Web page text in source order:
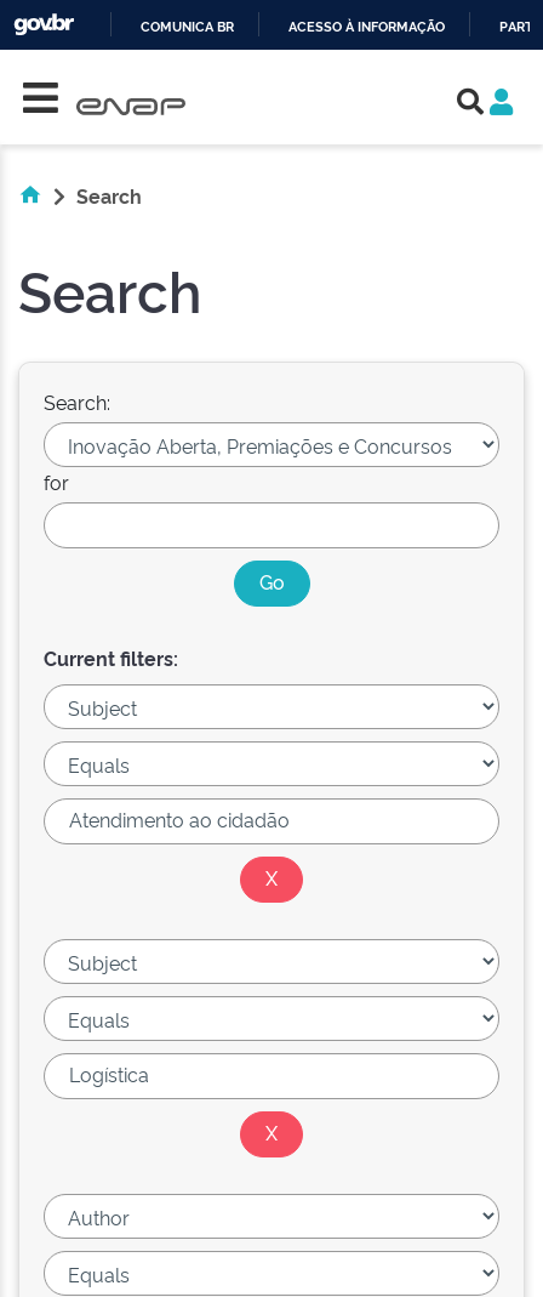
COMUNICA BR ACESSO À INFORMAÇÃO
Search
Search
Search:
for
Current filters: